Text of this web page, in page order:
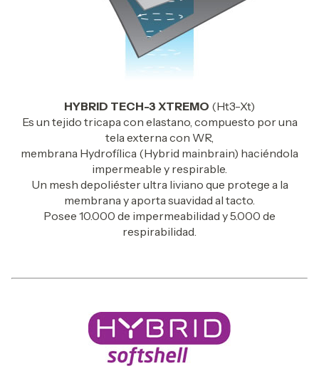
HYBRID TECH-3 XTREMO (Ht3-Xt)
Es un tejido tricapa con elastano, compuesto por una
tela externa con WR,
membrana Hydrofílica (Hybrid mainbrain) haciéndola
impermeable y respirable.
Un mesh depoliéster ultra liviano que protege a la
membrana y aporta suavidad al tacto.
Posee 10.000 de impermeabilidad y 5.000 de
respirabilidad.